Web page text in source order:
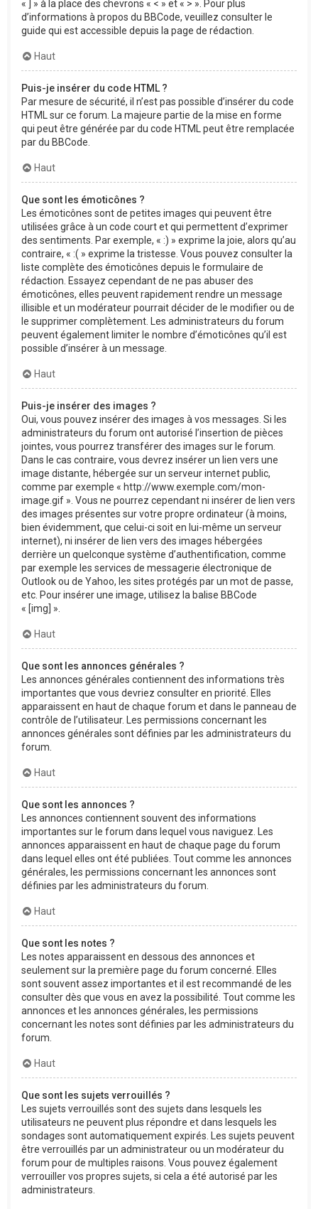
« ] » à la place des chevrons « < » et « > ». Pour plus
d’informations à propos du BBCode, veuillez consulter le
guide qui est accessible depuis la page de rédaction.
Haut
Puis-je insérer du code HTML ?
Par mesure de sécurité, il n’est pas possible d’insérer du code
HTML sur ce forum. La majeure partie de la mise en forme
qui peut être générée par du code HTML peut être remplacée
par du BBCode.
Haut
Que sont les émoticônes ?
Les émoticônes sont de petites images qui peuvent être
utilisées grâce à un code court et qui permettent d’exprimer
des sentiments. Par exemple, « :) » exprime la joie, alors qu’au
contraire, « :( » exprime la tristesse. Vous pouvez consulter la
liste complète des émoticônes depuis le formulaire de
rédaction. Essayez cependant de ne pas abuser des
émoticônes, elles peuvent rapidement rendre un message
illisible et un modérateur pourrait décider de le modifier ou de
le supprimer complètement. Les administrateurs du forum
peuvent également limiter le nombre d’émoticônes qu’il est
possible d’insérer à un message.
Haut
Puis-je insérer des images ?
Oui, vous pouvez insérer des images à vos messages. Si les
administrateurs du forum ont autorisé l’insertion de pièces
jointes, vous pourrez transférer des images sur le forum.
Dans le cas contraire, vous devrez insérer un lien vers une
image distante, hébergée sur un serveur internet public,
comme par exemple « http://www.exemple.com/mon-
image.gif ». Vous ne pourrez cependant ni insérer de lien vers
des images présentes sur votre propre ordinateur (à moins,
bien évidemment, que celui-ci soit en lui-même un serveur
internet), ni insérer de lien vers des images hébergées
derrière un quelconque système d’authentification, comme
par exemple les services de messagerie électronique de
Outlook ou de Yahoo, les sites protégés par un mot de passe,
etc. Pour insérer une image, utilisez la balise BBCode
« [img] ».
Haut
Que sont les annonces générales ?
Les annonces générales contiennent des informations très
importantes que vous devriez consulter en priorité. Elles
apparaissent en haut de chaque forum et dans le panneau de
contrôle de l’utilisateur. Les permissions concernant les
annonces générales sont définies par les administrateurs du
forum.
Haut
Que sont les annonces ?
Les annonces contiennent souvent des informations
importantes sur le forum dans lequel vous naviguez. Les
annonces apparaissent en haut de chaque page du forum
dans lequel elles ont été publiées. Tout comme les annonces
générales, les permissions concernant les annonces sont
définies par les administrateurs du forum.
Haut
Que sont les notes ?
Les notes apparaissent en dessous des annonces et
seulement sur la première page du forum concerné. Elles
sont souvent assez importantes et il est recommandé de les
consulter dès que vous en avez la possibilité. Tout comme les
annonces et les annonces générales, les permissions
concernant les notes sont définies par les administrateurs du
forum.
Haut
Que sont les sujets verrouillés ?
Les sujets verrouillés sont des sujets dans lesquels les
utilisateurs ne peuvent plus répondre et dans lesquels les
sondages sont automatiquement expirés. Les sujets peuvent
être verrouillés par un administrateur ou un modérateur du
forum pour de multiples raisons. Vous pouvez également
verrouiller vos propres sujets, si cela a été autorisé par les
administrateurs.